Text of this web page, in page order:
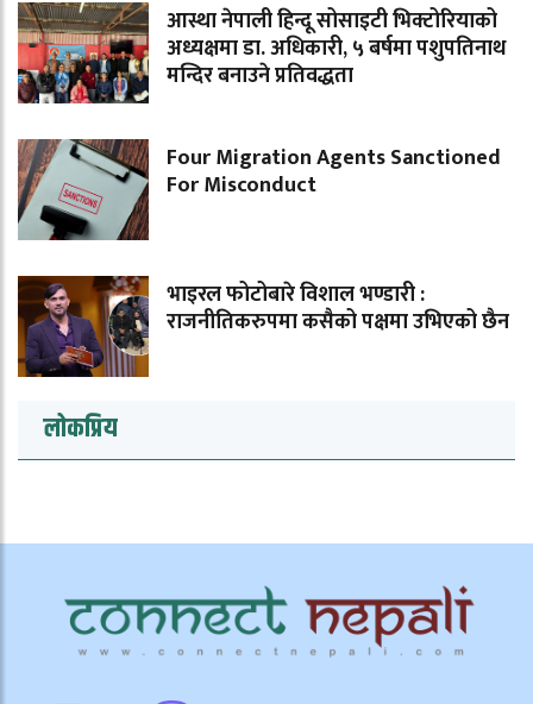
आस्था नेपाली हिन्दू सोसाइटी भिक्टोरियाको
अध्यक्षमा डा. अधिकारी, ५ बर्षमा पशुपतिनाथ
मन्दिर बनाउने प्रतिवद्धता
Four Migration Agents Sanctioned
For Misconduct
भाइरल फोटोबारे विशाल भण्डारी :
राजनीतिकरुपमा कसैको पक्षमा उभिएको छैन
लोकप्रिय